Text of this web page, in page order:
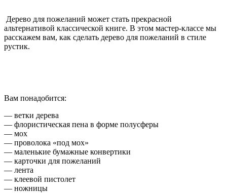
Дерево для пожеланий может стать прекрасной
альтернативой классической книге. В этом мастер-классе мы
расскажем вам, как сделать дерево для пожеланий в стиле
рустик.
Вам понадобится:
— ветки дерева
— флористическая пена в форме полусферы
— мох
— проволока «под мох»
— маленькие бумажные конвертики
— карточки для пожеланий
— лента
— клеевой пистолет
— ножницы